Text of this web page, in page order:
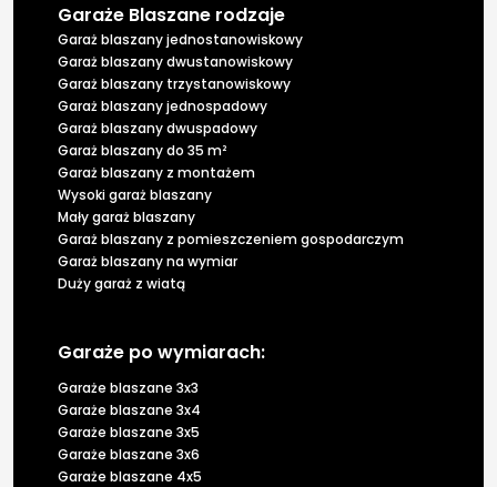
Garaże Blaszane rodzaje
Garaż blaszany jednostanowiskowy
Garaż blaszany dwustanowiskowy
Garaż blaszany trzystanowiskowy
Garaż blaszany jednospadowy
Garaż blaszany dwuspadowy
Garaż blaszany do 35 m²
Garaż blaszany z montażem
Wysoki garaż blaszany
Mały garaż blaszany
Garaż blaszany z pomieszczeniem gospodarczym
Garaż blaszany na wymiar
Duży garaż z wiatą
Garaże po wymiarach:
Garaże blaszane 3x3
Garaże blaszane 3x4
Garaże blaszane 3x5
Garaże blaszane 3x6
Garaże blaszane 4x5